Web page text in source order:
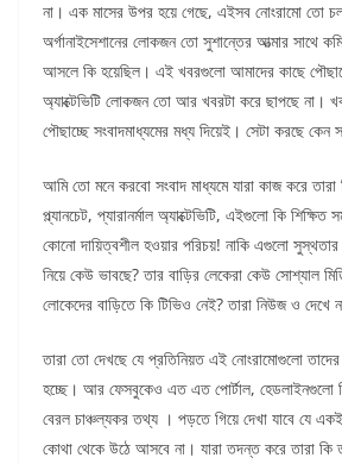
না। এক মাসের উপর হয়ে গেছে, এইসব নোংরামো তো
অর্গানাইসেশানের লোকজন তো সুশান্তের আত্মার সাথে
আসলে কি হয়েছিল। এই খবরগুলো আমাদের কাছে
অ্যাক্টেভিটি লোকজন তো আর খবরটা করে ছাপছে না।
পৌছাচ্ছে সংবাদমাধ্যমের মধ্য দিয়েই। সেটা করছে কেন
আমি তো মনে করবো সংবাদ মাধ্যমে যারা কাজ করে
প্ল্যানচেট, প্যারানর্মাল অ্যাক্টেভিটি, এইগুলো কি
কোনো দায়িত্বশীল হওয়ার পরিচয়! নাকি এগুলো
নিয়ে কেউ ভাবছে? তার বাড়ির লেকেরা কেউ সোশ্যাল
লোকেদের বাড়িতে কি টিভিও নেই? তারা নিউজ ও দেখে
তারা তো দেখছে যে প্রতিনিয়ত এই নোংরামোগুলো তাদের
হচ্ছে। আর ফেসবুকেও এত এত পোর্টাল, হেডলাইনগুলো
বেরল চাঞ্চল্যকর তথ্য । পড়তে গিয়ে দেখা যাবে যে
কোথা থেকে উঠে আসবে না। যারা তদন্ত করে তারা কি